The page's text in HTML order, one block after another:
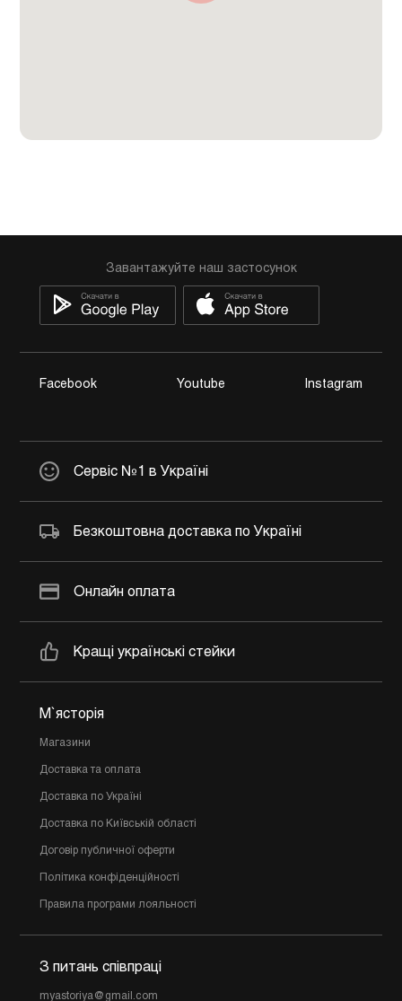
Завантажуйте наш застосунок
Facebook Youtube Instagram
Сервіс №1 в Україні
Безкоштовна доставка по Україні
Онлайн оплата
Кращі українські стейки
М`ясторія
Магазини
Доставка та оплата
Доставка по Україні
Доставка по Київській області
Договір публичної оферти
Політика конфіденційності
Правила програми лояльності
З питань співпраці
myastoriya@gmail.com